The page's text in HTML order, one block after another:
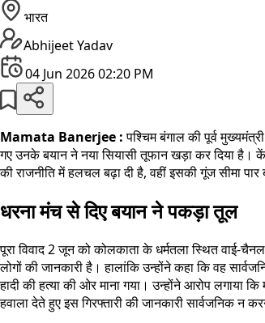
भारत
Abhijeet Yadav
04 Jun 2026 02:20 PM
Mamata Banerjee :पश्चिम बंगाल की पूर्व
गए उनके बयान ने नया सियासी तूफान खड़ा कर दिया है।
की राजनीति में हलचल बढ़ा दी है, वहीं इसकी गूंज सीमा
धरना मंच से दिए बयान ने पकड़ा तूल
पूरा विवाद 2 जून को कोलकाता के धर्मतला स्थित वाई-
लोगों की जानकारी है। हालांकि उन्होंने कहा कि वह
हादी की हत्या की ओर माना गया। उन्होंने आरोप लगाया
हवाला देते हुए इस गिरफ्तारी की जानकारी सार्वजनिक न